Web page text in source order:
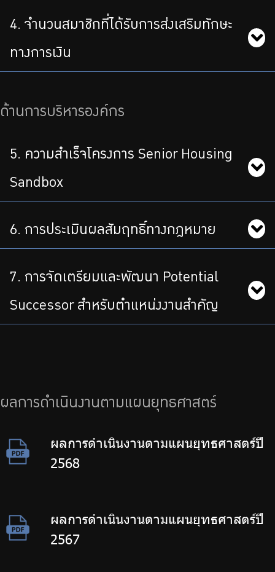
4. จำนวนสมาชิกที่ได้รับการส่งเสริมทักษะ
ทางการเงิน
ด้านการบริหารองค์กร
5. ความสำเร็จโครงการ Senior Housing
Sandbox
6. การประเมินผลสัมฤทธิ์ทางกฎหมาย
7. การจัดเตรียมและพัฒนา Potential
Successor สำหรับตำแหน่งงานสำคัญ
ผลการดำเนินงานตามแผนยุทธศาสตร์
ผลการดำเนินงานตามแผนยุทธศาสตร์ปี
2568
ผลการดำเนินงานตามแผนยุทธศาสตร์ปี
2567